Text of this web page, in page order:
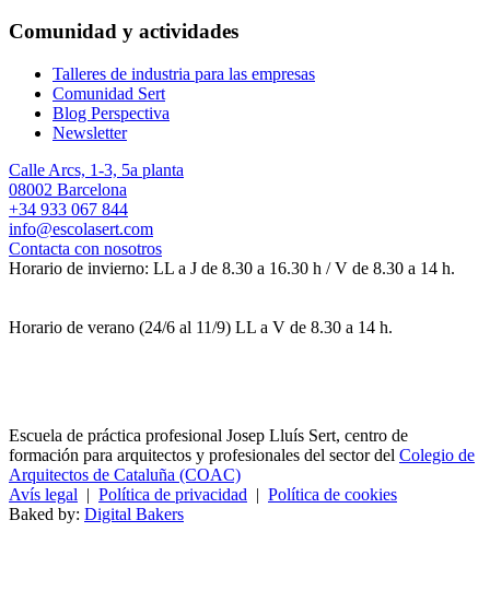
Comunidad y actividades
Talleres de industria para las empresas
Comunidad Sert
Blog Perspectiva
Newsletter
Calle Arcs, 1-3, 5a planta
08002 Barcelona
+34 933 067 844
info@escolasert.com
Contacta con nosotros
Horario de invierno: LL a J de 8.30 a 16.30 h / V de 8.30 a 14 h.
Horario de verano (24/6 al 11/9) LL a V de 8.30 a 14 h.
Escuela de práctica profesional Josep Lluís Sert, centro de
formación para arquitectos y profesionales del sector del Colegio de
Arquitectos de Cataluña (COAC)
Avís legal | Política de privacidad | Política de cookies
Baked by: Digital Bakers